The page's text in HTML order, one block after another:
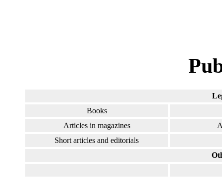
Books
Articles in magazines
Short articles and editorials